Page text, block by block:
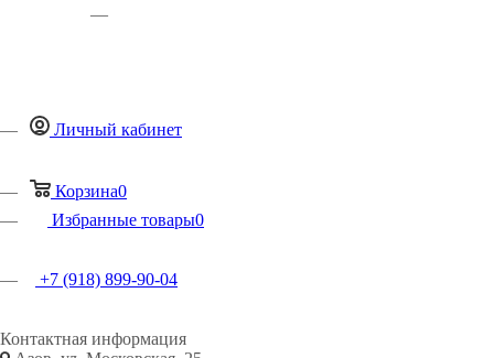
Личный кабинет
Корзина0
Избранные товары0
+7 (918) 899-90-04
Контактная информация